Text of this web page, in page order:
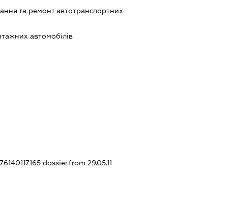
та ремонт автотранспортних
автомобілів
dossier.from 29.05.11